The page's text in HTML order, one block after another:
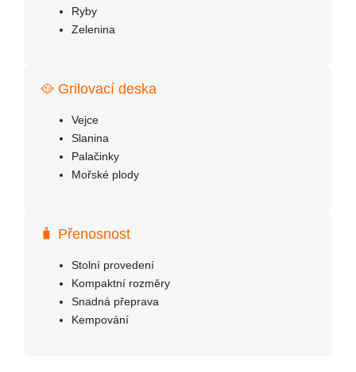
Ryby
Zelenina
🥘 Grilovací deska
Vejce
Slanina
Palačinky
Mořské plody
🧳 Přenosnost
Stolní provedení
Kompaktní rozměry
Snadná přeprava
Kempování